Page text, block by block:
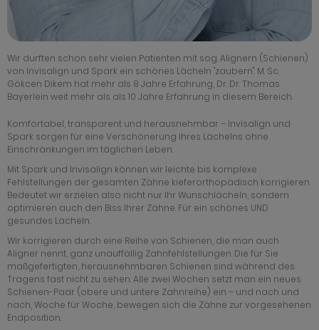
Wir durften schon sehr vielen Patienten mit sog. Alignern (Schienen)
von Invisalign und Spark ein schönes Lächeln "zaubern". M. Sc.
Gökcen Dikem hat mehr als 8 Jahre Erfahrung, Dr. Dr. Thomas
Bayerlein weit mehr als als 10 Jahre Erfahrung in diesem Bereich.
Komfortabel, transparent und herausnehmbar – Invisalign und
Spark sorgen für eine Verschönerung Ihres Lächelns ohne
Einschränkungen im täglichen Leben.
Mit Spark und Invisalign können wir leichte bis komplexe
Fehlstellungen der gesamten Zähne kieferorthopädisch korrigieren.
Bedeutet wir erzielen also nicht nur Ihr Wunschlächeln, sondern
optimieren auch den Biss Ihrer Zähne. Für ein schönes UND
gesundes Lächeln.
Wir korrigieren durch eine Reihe von Schienen, die man auch
Aligner nennt, ganz unauffällig Zahnfehlstellungen. Die für Sie
maßgefertigten, herausnehmbaren Schienen sind während des
Tragens fast nicht zu sehen. Alle zwei Wochen setzt man ein neues
Schienen-Paar (obere und untere Zahnreihe) ein – und nach und
nach, Woche für Woche, bewegen sich die Zähne zur vorgesehenen
Endposition.